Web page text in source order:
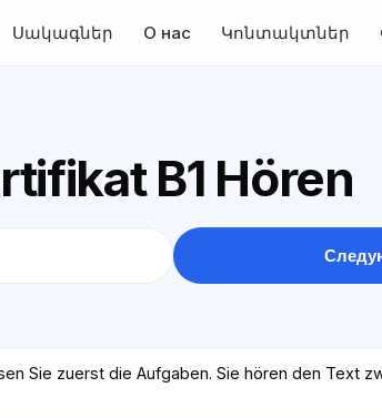
Սակագներ О нас Կոնտակտներ
B1 Hören
Sie zuerst die Aufgaben. Sie hören den Text